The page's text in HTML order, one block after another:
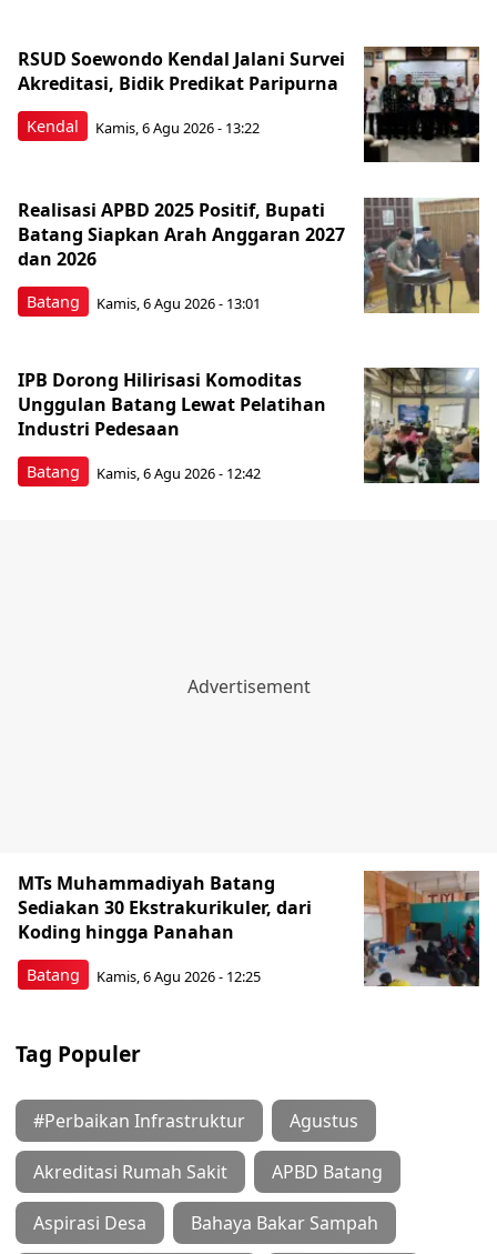
Kendal
RSUD Soewondo Kendal Jalani Survei
Akreditasi, Bidik Predikat Paripurna
Kamis, 6 Agu 2026 - 13:22
Batang
Realisasi APBD 2025 Positif, Bupati
Batang Siapkan Arah Anggaran 2027
dan 2026
Kamis, 6 Agu 2026 - 13:01
Batang
IPB Dorong Hilirisasi Komoditas
Unggulan Batang Lewat Pelatihan
Industri Pedesaan
Kamis, 6 Agu 2026 - 12:42
Batang
MTs Muhammadiyah Batang
Sediakan 30 Ekstrakurikuler, dari
Koding hingga Panahan
Kamis, 6 Agu 2026 - 12:25
Tag Populer
#Perbaikan Infrastruktur Agustus
Akreditasi Rumah Sakit APBD Batang
Aspirasi Desa Bahaya Bakar Sampah